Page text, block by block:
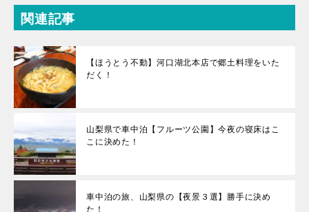
関連記事
【ほうとう不動】河口湖北本店で郷土料理をいた
だく！
山梨県で車中泊【フルーツ公園】今夜の寝床はこ
こに決めた！
車中泊の旅、山梨県の【夜景３選】勝手に決め
た！